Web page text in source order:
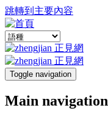
跳轉到主要內容
Toggle navigation
Main navigation